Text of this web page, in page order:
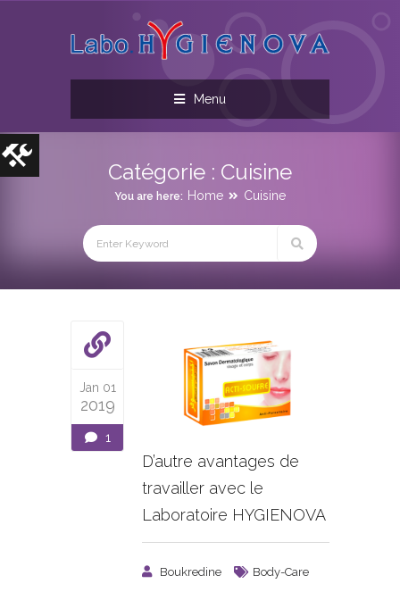
Menu
Catégorie : Cuisine
You are here: Home Cuisine
Jan 01
2019
1
D’autre avantages de
travailler avec le
Laboratoire HYGIENOVA
Boukredine Body-Care